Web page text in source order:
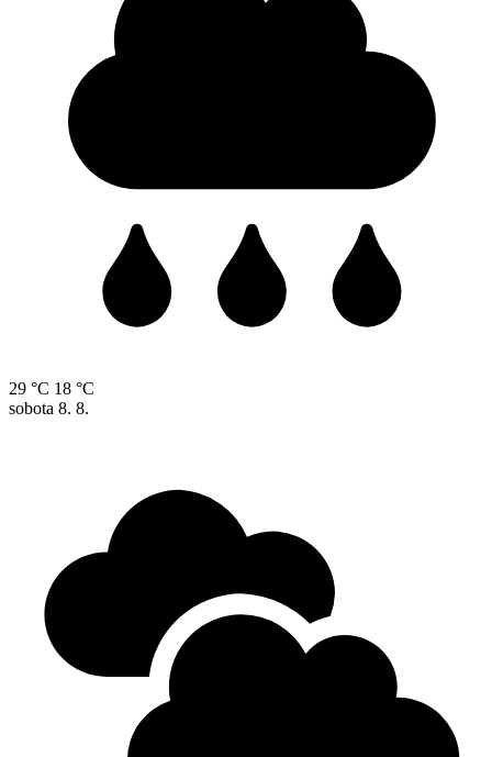
29 °C 18 °C
sobota 8. 8.